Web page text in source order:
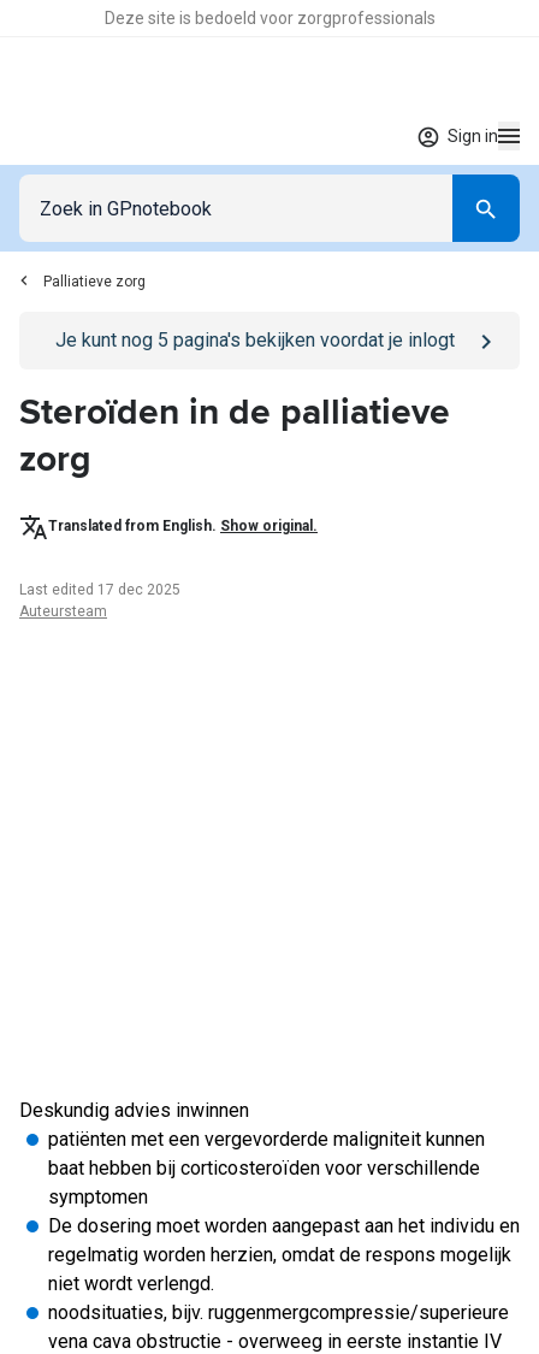
Deze site is bedoeld voor zorgprofessionals
Sign in
Palliatieve zorg
Go to/sign-in page
Je kunt nog 5 pagina's bekijken voordat je inlogt
Steroïden in de palliatieve
zorg
Translated from English. Show original.
Last edited 17 dec 2025
Auteursteam
Deskundig advies inwinnen
patiënten met een vergevorderde maligniteit kunnen
baat hebben bij corticosteroïden voor verschillende
symptomen
De dosering moet worden aangepast aan het individu en
regelmatig worden herzien, omdat de respons mogelijk
niet wordt verlengd.
noodsituaties, bijv. ruggenmergcompressie/superieure
vena cava obstructie - overweeg in eerste instantie IV